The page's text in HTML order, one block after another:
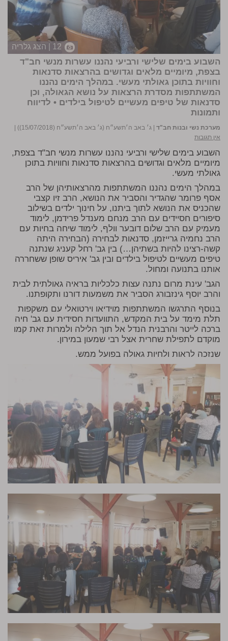
12 | הצג גלריה
השבוע בימים שלישי ורביעי נהננו עשרות מנשי חב"ד
בצפת, מיומיים מלאים וגדושים בהרצאות סדנאות
וחוויות בתוכן גאולתי מעשי. במהלך הימים נהננו
המשתתפות מסדרת הרצאות על נושא הגאולה, וכן
סדנאות של טיפים מעשיים לטיפול בילדים • לדיווח
ותמונות
מערכת נשי ובנות חב"ד | ג׳ באב ה׳תשע״ח (ג׳ באב ה׳תשע״ח (15/07/2018))
|
אין תגובות
השבוע בימים שלישי ורביעי נהננו עשרות מנשי חב"ד בצפת,
מיומיים מלאים וגדושים בהרצאות סדנאות וחוויות בתוכן
גאולתי מעשי.
במהלך הימים נהננו המשתתפות מהרצאותיהן של הרב
אסף פרומר שהגדיר והסביר את הנושא, הרב זיו קצבי
שהכניס את הנושא לתוך ביתנו, על חינוך ילדים בשילוב
סיפורים חסיידים עם הרב מנחם מענדל פרידמן, לימוד
מעמיק עם הרב שלום דובער וולף, לימוד שיחה בחיות עם
הרב נחמיה גרייזמן, סדנאות לבחירה (הבחירה היתה
קשה-רצינו להיות בשתיהן…) בין גב' רחל קעניג שנתנה
טיפים מעשיים לטיפול בילדים ובין גב' איריס שופן ששחררה
אותנו בתנועה ומחול.
הגב' עינת מרום נתנה עצות כלכליות בראיה גאולתית לבית
והרב יוסף גינזבורג הסביר את משמעות דורנו ותקופתנו.
בנוסף התרגשו המשתתפות מוידיאו וירטואלי עם משקפות
תלת מימד על בית המקדש, התוועדות חסידית עם גב' חיה
ברכה לייטר והרבנית הנדל אל תוך הלילה ולמרות זאת קמו
מוקדם לתפילת שחרית אצל רבי שמעון במירון.
שנזכה לראות ולחיות גאולה בפועל ממש.